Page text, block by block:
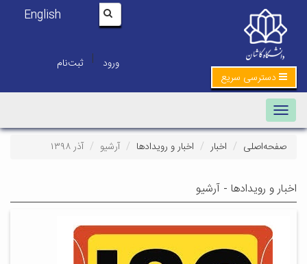
English
ورود | ثبت‌نام
دسترسی سریع
Toggle navigation
صفحه‌اصلی اخبار اخبار و رویدادها آرشیو آذر ۱۳۹۸
اخبار و رویدادها - آرشیو